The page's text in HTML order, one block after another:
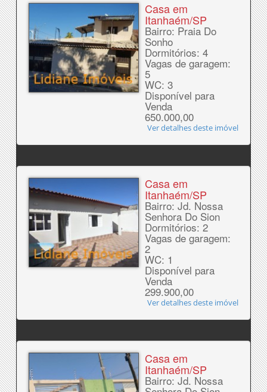
Casa em
Itanhaém/SP
Bairro: Praia Do
Sonho
Dormitórios: 4
Vagas de garagem:
5
WC: 3
Disponível para
Venda
650.000,00
Ver detalhes deste imóvel
Casa em
Itanhaém/SP
Bairro: Jd. Nossa
Senhora Do Sion
Dormitórios: 2
Vagas de garagem:
2
WC: 1
Disponível para
Venda
299.900,00
Ver detalhes deste imóvel
Casa em
Itanhaém/SP
Bairro: Jd. Nossa